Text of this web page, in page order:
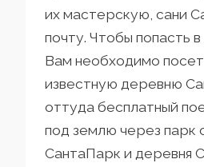
их мастерскую, сани
почту. Чтобы попасть
Вам необходимо
известную деревню
оттуда бесплатный
под землю через парк
СантаПарк и деревня